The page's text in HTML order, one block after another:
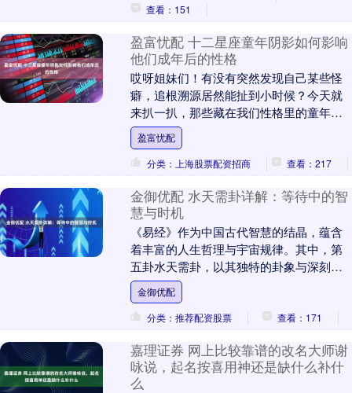
查看：151
盈富忧配 十二星座童年阴影如何影响
他们成年后的性格
哎呀姐妹们！有没有突然发现自己某些怪
癖，追根溯源居然能扯到小时候？今天就
来扒一扒，那些藏在我们性格里的童年影
子，看看是不是戳中你的心巴！ 双子座：
总被说 “三分....
盈富忧配
分类：上海股票配资招商
查看：217
金御优配 水天需卦详解：等待中的智
慧与时机
《易经》作为中国古代智慧的结晶，蕴含
着丰富的人生哲理与宇宙规律。其中，第
五卦水天需卦，以其独特的卦象与深刻的
内涵，为人们揭示了等待中的智慧与时机
的重要性。无量子....
金御优配
分类：推荐配资股票
查看：171
嘉理证券 网上比较靠谱的改名大师谢
咏说，起名按喜用神还是缺什么补什
么